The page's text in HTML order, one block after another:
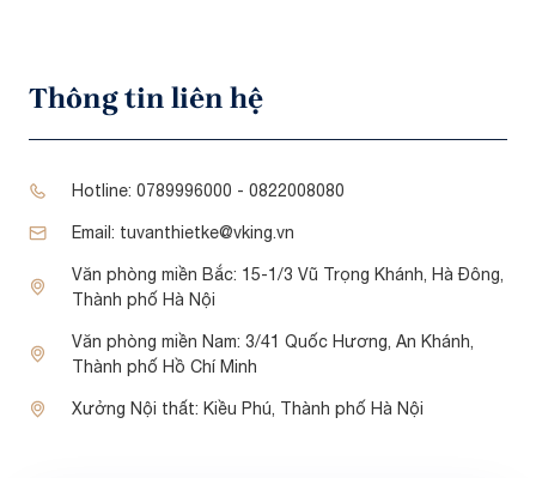
Thông tin liên hệ
Hotline: 0789996000 - 0822008080
Email: tuvanthietke@vking.vn
Văn phòng miền Bắc: 15-1/3 Vũ Trọng Khánh, Hà Đông,
Thành phố Hà Nội
Văn phòng miền Nam: 3/41 Quốc Hương, An Khánh,
Thành phố Hồ Chí Minh
Xưởng Nội thất: Kiều Phú, Thành phố Hà Nội